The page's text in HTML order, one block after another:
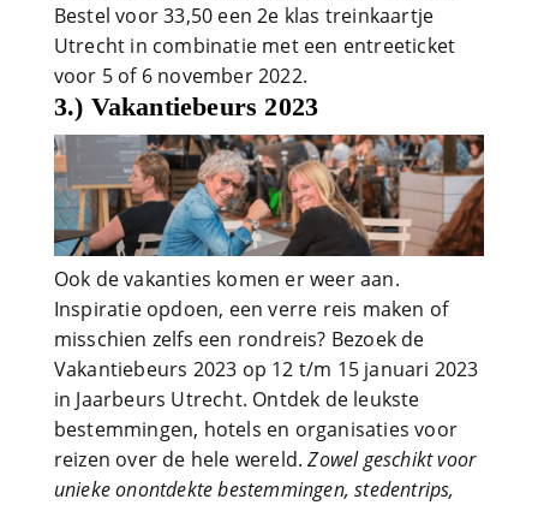
Bestel voor 33,50 een 2e klas treinkaartje
Utrecht in combinatie met een entreeticket
voor 5 of 6 november 2022.
3.) Vakantiebeurs 2023
Ook de vakanties komen er weer aan.
Inspiratie opdoen, een verre reis maken of
misschien zelfs een rondreis? Bezoek de
Vakantiebeurs 2023 op 12 t/m 15 januari 2023
in Jaarbeurs Utrecht. Ontdek de leukste
bestemmingen, hotels en organisaties voor
reizen over de hele wereld.Zowel geschikt voor
unieke onontdekte bestemmingen, stedentrips,